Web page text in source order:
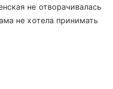
не отворачивалась
не хотела принимать